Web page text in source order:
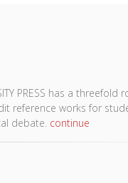
PRESS has a
reference works for
debate. continue